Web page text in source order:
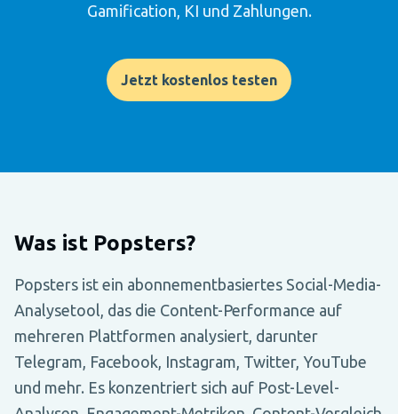
Gamification, KI und Zahlungen.
Jetzt kostenlos testen
Was ist Popsters?
Popsters ist ein abonnementbasiertes Social-Media-
Analysetool, das die Content-Performance auf
mehreren Plattformen analysiert, darunter
Telegram, Facebook, Instagram, Twitter, YouTube
und mehr. Es konzentriert sich auf Post-Level-